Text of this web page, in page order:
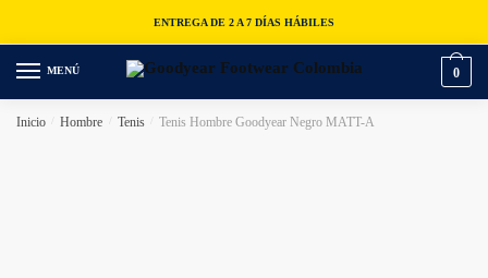
ENTREGA DE 2 A 7 DÍAS HÁBILES
MENÚ 0
Inicio Hombre Tenis Tenis Hombre Goodyear Negro MATT-A